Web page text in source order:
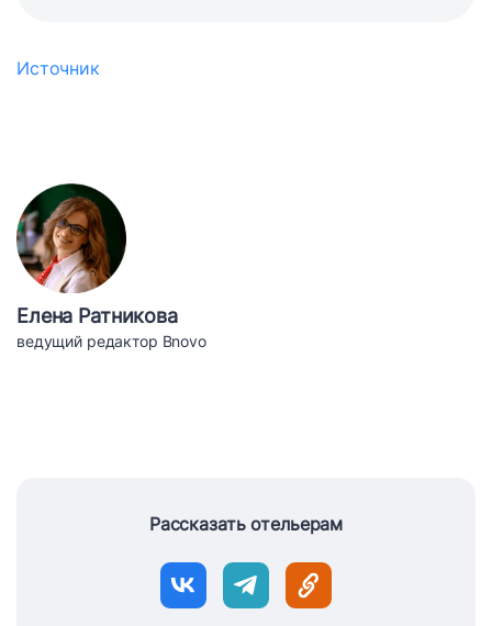
Источник
Елена Ратникова
ведущий редактор Bnovo
Рассказать отельерам